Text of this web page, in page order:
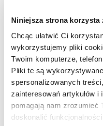
Niniejsza strona korzysta
Chcąc ułatwić Ci
wykorzystujemy pliki
Twoim komputerze,
Pliki te są
spersonalizowanych
zainteresowań artykułów
pomagają nam zrozumieć
doskonalić funkcjonalności
Dziennikarz
Dziennikarz i
Środkowej
W wolnym